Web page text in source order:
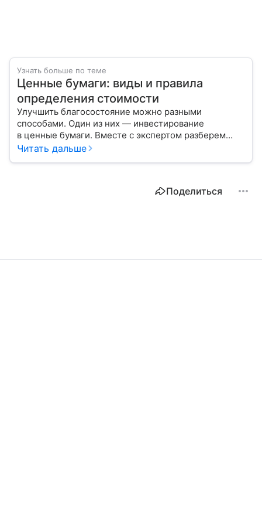
Узнать больше по теме
Ценные бумаги: виды и правила
определения стоимости
Улучшить благосостояние можно разными
способами. Один из них — инвестирование
в ценные бумаги. Вместе с экспертом разберем
их виды, механизм получения дохода и расскажем,
Читать дальше
Поделиться